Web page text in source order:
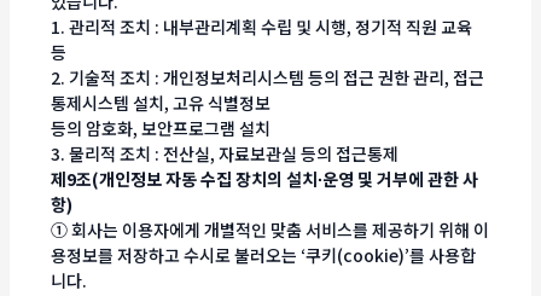
1. 관리적 조치 : 내부관리계획 수립 및 시행, 정기적 직원 교육
등
2. 기술적 조치 : 개인정보처리시스템 등의 접근 권한 관리, 접근
통제시스템 설치, 고유 식별정보
등의 암호화, 보안프로그램 설치
3. 물리적 조치 : 전산실, 자료보관실 등의 접근통제
제9조(개인정보 자동 수집 장치의 설치∙운영 및 거부에 관한 사
항)
① 회사는 이용자에게 개별적인 맞춤 서비스를 제공하기 위해 이
용정보를 저장하고 수시로 불러오는 ‘쿠키(cookie)’를 사용합
니다.